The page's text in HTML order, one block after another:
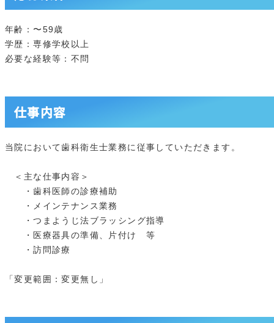
年齢：〜59歳
学歴：専修学校以上
必要な経験等：不問
仕事内容
当院において歯科衛生士業務に従事していただきます。
＜主な仕事内容＞
・歯科医師の診療補助
・メインテナンス業務
・つまようじ法ブラッシング指導
・医療器具の準備、片付け 等
・訪問診療
「変更範囲：変更無し」